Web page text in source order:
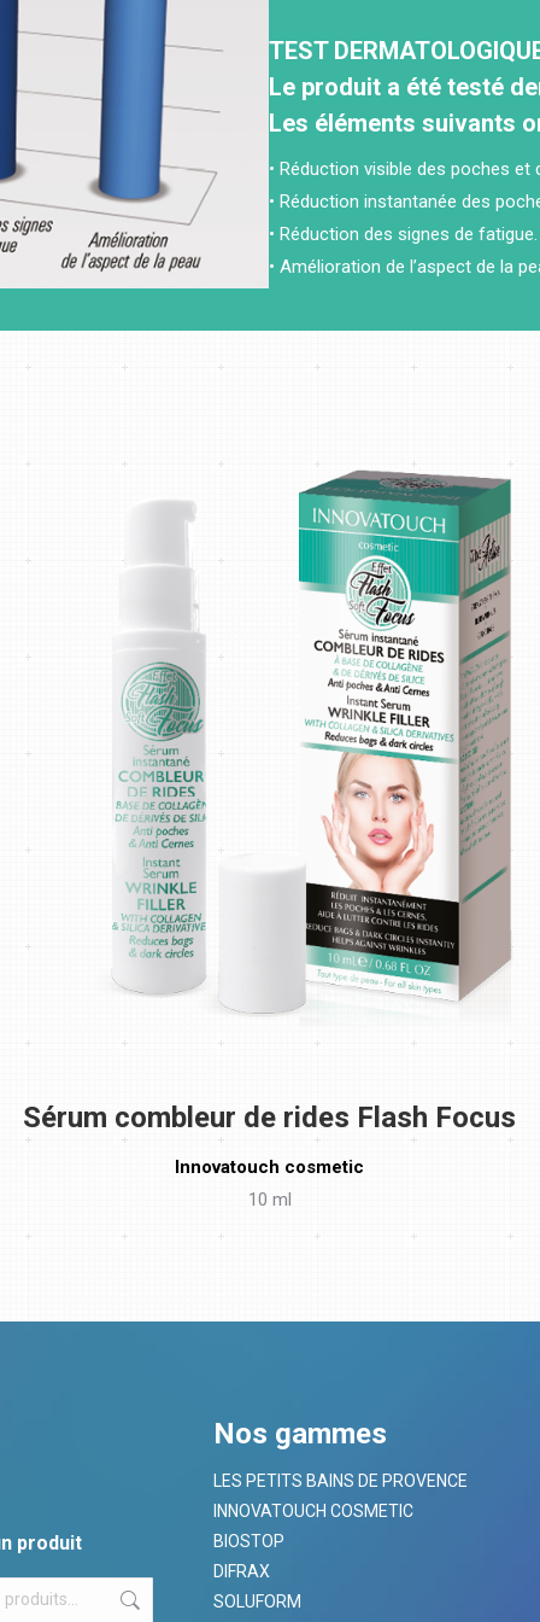
TEST
Le produit a été testé
Les éléments suivants
• Réduction visible des poches et
• Réduction instantanée des
• Réduction des signes de fatigue.
• Amélioration de l’aspect de la
Sérum combleur de rides Flash Focus
Innovatouch cosmetic
10 ml
produit
Nos gammes
LES PETITS BAINS DE PROVENCE
INNOVATOUCH COSMETIC
BIOSTOP
DIFRAX
SOLUFORM